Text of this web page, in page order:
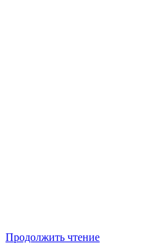
Продолжить чтение